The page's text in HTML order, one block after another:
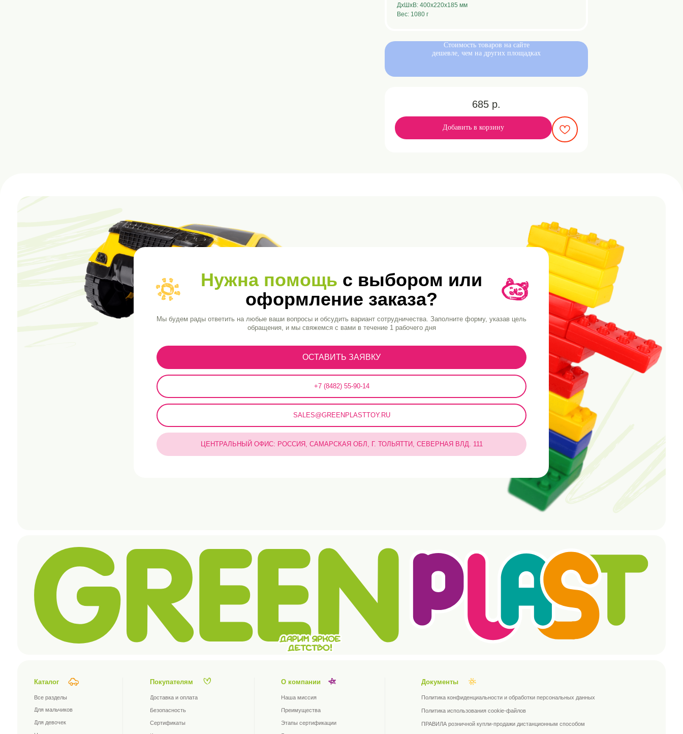
685 р.
Добавить в корзину
ДxШxВ: 400x220x185 мм
Вес: 1080 г
Стоимость товаров на сайте
дешевле, чем на других площадках
оформление заказа?
Мы будем рады ответить на любые ваши вопросы и обсудить вариант сотрудничества. Заполните форму, указав цель
обращения, и мы свяжемся с вами в течение 1 рабочего дня
ЦЕНТРАЛЬНЫЙ ОФИС: РОССИЯ, САМАРСКАЯ ОБЛ, Г. ТОЛЬЯТТИ, СЕВЕРНАЯ ВЛД. 111
SALES@GREENPLASTTOY.RU
+7 (8482) 55-90-14
ОСТАВИТЬ ЗАЯВКУ
О компании
Партнерам
Контакты
Безопасность
Доставка и оплата
Каталог
Распродажа
Хиты продаж
Новинки
Для девочек
Для мальчиков
Все разделы
Согласие на получение рекламы
Согласие на обработку персональных данных
ПРАВИЛА розничной купли-продажи дистанционным способом
Политика использования cookie-файлов
Политика конфиденциальности и обработки персональных данных
конфиденциальности
Адрес:
Соц сети:
РОССИЯ, САМАРСКАЯ
TELEGRAM
+7 (8482) 55-90-14